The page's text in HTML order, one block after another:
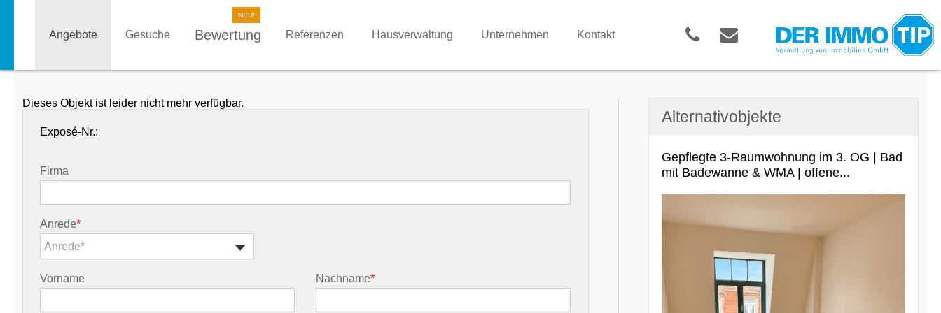
Angebote Gesuche Bewertung Referenzen Hausverwaltung Unternehmen Kontakt
Dieses Objekt ist leider nicht mehr verfügbar.
Exposé-Nr.:
Firma
Anrede*
Anrede*
Vorname Nachname*
Alternativobjekte
Gepflegte 3-Raumwohnung im 3. OG | Bad
mit Badewanne & WMA | offene...